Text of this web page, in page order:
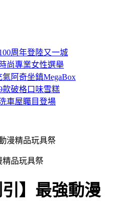
漫精品玩具祭
引】最強動漫